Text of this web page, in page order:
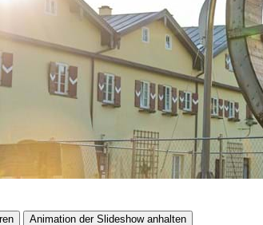
Animation der Slideshow anhalten